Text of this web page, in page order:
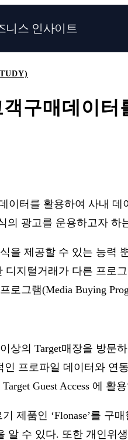
니스 인사이트
구매데이
이터를 활용하여 사내
의 광고를 운용하고자
을 제공할 수 있는 능력
디지털거래가 다른 프로
로그램(Media Buying
상의 Target매장을 방
프로파일 데이터와 연
Guest Access 에 활
제품인 ‘Flonase’를
알 수 있다. 또한 개인